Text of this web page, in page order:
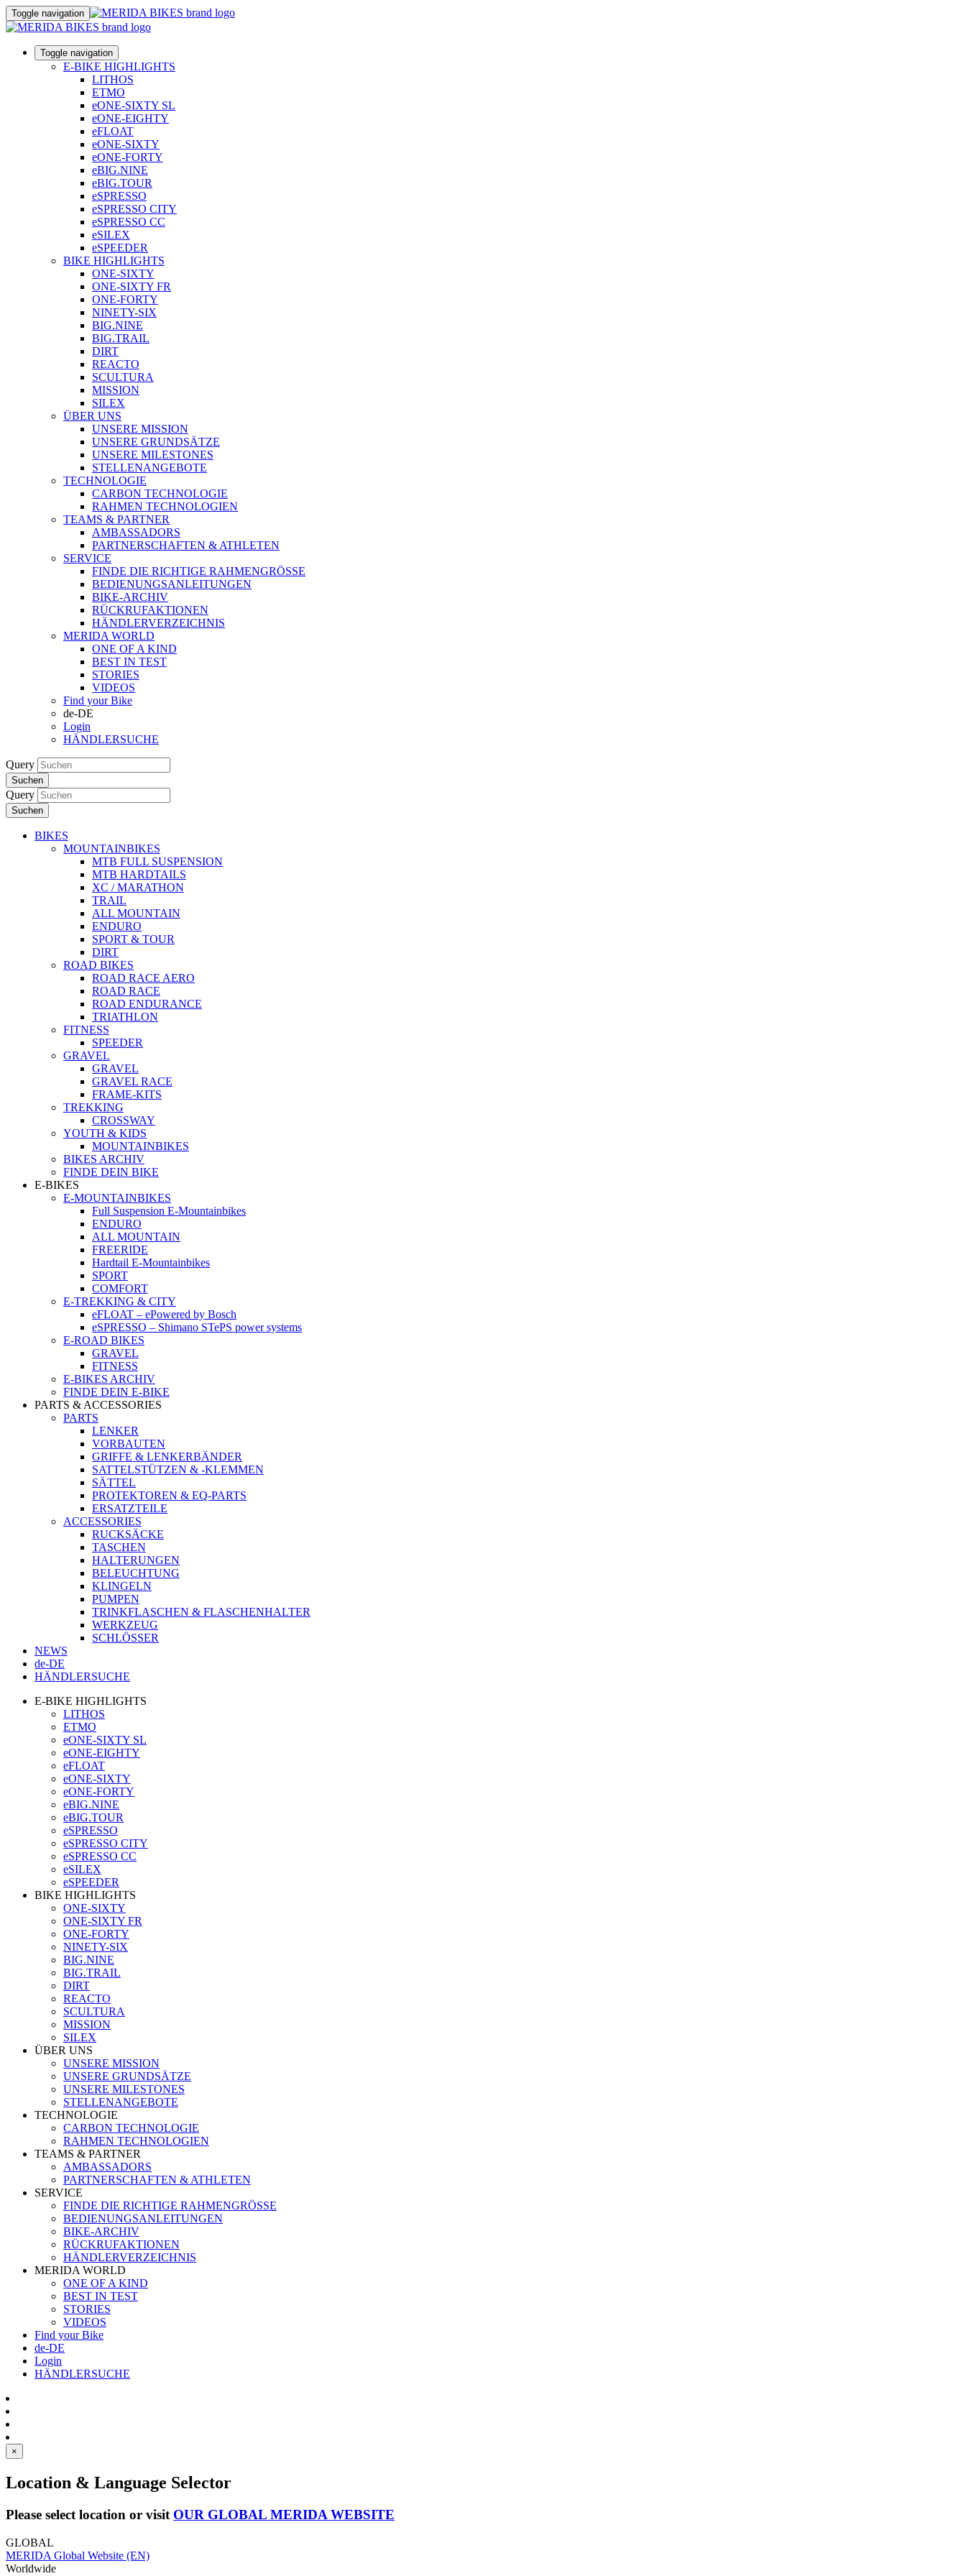
Toggle navigation
Toggle navigation
E-BIKE HIGHLIGHTS
LITHOS
ETMO
eONE-SIXTY SL
eONE-EIGHTY
eFLOAT
eONE-SIXTY
eONE-FORTY
eBIG.NINE
eBIG.TOUR
eSPRESSO
eSPRESSO CITY
eSPRESSO CC
eSILEX
eSPEEDER
BIKE HIGHLIGHTS
ONE-SIXTY
ONE-SIXTY FR
ONE-FORTY
NINETY-SIX
BIG.NINE
BIG.TRAIL
DIRT
REACTO
SCULTURA
MISSION
SILEX
ÜBER UNS
UNSERE MISSION
UNSERE GRUNDSÄTZE
UNSERE MILESTONES
STELLENANGEBOTE
TECHNOLOGIE
CARBON TECHNOLOGIE
RAHMEN TECHNOLOGIEN
TEAMS & PARTNER
AMBASSADORS
PARTNERSCHAFTEN & ATHLETEN
SERVICE
FINDE DIE RICHTIGE RAHMENGRÖSSE
BEDIENUNGSANLEITUNGEN
BIKE-ARCHIV
RÜCKRUFAKTIONEN
HÄNDLERVERZEICHNIS
MERIDA WORLD
ONE OF A KIND
BEST IN TEST
STORIES
VIDEOS
Find your Bike
de-DE
Login
HÄNDLERSUCHE
Query
Suchen
Query
Suchen
BIKES
MOUNTAINBIKES
MTB FULL SUSPENSION
MTB HARDTAILS
XC / MARATHON
TRAIL
ALL MOUNTAIN
ENDURO
SPORT & TOUR
DIRT
ROAD BIKES
ROAD RACE AERO
ROAD RACE
ROAD ENDURANCE
TRIATHLON
FITNESS
SPEEDER
GRAVEL
GRAVEL
GRAVEL RACE
FRAME-KITS
TREKKING
CROSSWAY
YOUTH & KIDS
MOUNTAINBIKES
BIKES ARCHIV
FINDE DEIN BIKE
E-BIKES
E-MOUNTAINBIKES
Full Suspension E-Mountainbikes
ENDURO
ALL MOUNTAIN
FREERIDE
Hardtail E-Mountainbikes
SPORT
COMFORT
E-TREKKING & CITY
eFLOAT – ePowered by Bosch
eSPRESSO – Shimano STePS power systems
E-ROAD BIKES
GRAVEL
FITNESS
E-BIKES ARCHIV
FINDE DEIN E-BIKE
PARTS & ACCESSORIES
PARTS
LENKER
VORBAUTEN
GRIFFE & LENKERBÄNDER
SATTELSTÜTZEN & -KLEMMEN
SÄTTEL
PROTEKTOREN & EQ-PARTS
ERSATZTEILE
ACCESSORIES
RUCKSÄCKE
TASCHEN
HALTERUNGEN
BELEUCHTUNG
KLINGELN
PUMPEN
TRINKFLASCHEN & FLASCHENHALTER
WERKZEUG
SCHLÖSSER
NEWS
de-DE
HÄNDLERSUCHE
E-BIKE HIGHLIGHTS
LITHOS
ETMO
eONE-SIXTY SL
eONE-EIGHTY
eFLOAT
eONE-SIXTY
eONE-FORTY
eBIG.NINE
eBIG.TOUR
eSPRESSO
eSPRESSO CITY
eSPRESSO CC
eSILEX
eSPEEDER
BIKE HIGHLIGHTS
ONE-SIXTY
ONE-SIXTY FR
ONE-FORTY
NINETY-SIX
BIG.NINE
BIG.TRAIL
DIRT
REACTO
SCULTURA
MISSION
SILEX
ÜBER UNS
UNSERE MISSION
UNSERE GRUNDSÄTZE
UNSERE MILESTONES
STELLENANGEBOTE
TECHNOLOGIE
CARBON TECHNOLOGIE
RAHMEN TECHNOLOGIEN
TEAMS & PARTNER
AMBASSADORS
PARTNERSCHAFTEN & ATHLETEN
SERVICE
FINDE DIE RICHTIGE RAHMENGRÖSSE
BEDIENUNGSANLEITUNGEN
BIKE-ARCHIV
RÜCKRUFAKTIONEN
HÄNDLERVERZEICHNIS
MERIDA WORLD
ONE OF A KIND
BEST IN TEST
STORIES
VIDEOS
Find your Bike
de-DE
Login
HÄNDLERSUCHE
×
Location & Language Selector
Please select location or visit OUR GLOBAL MERIDA WEBSITE
GLOBAL
MERIDA Global Website (EN)
Worldwide